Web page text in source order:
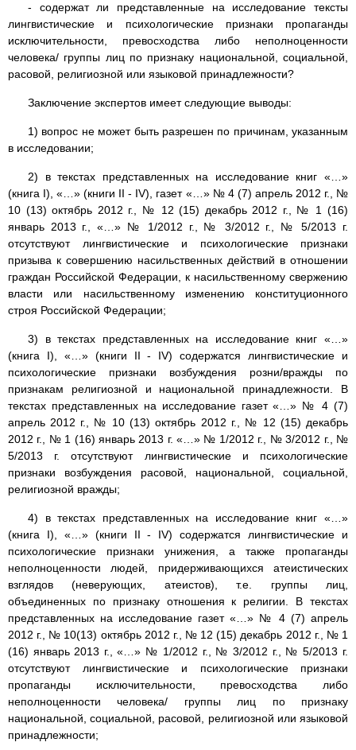
- содержат ли представленные на исследование тексты
лингвистические и психологические признаки пропаганды
исключительности, превосходства либо неполноценности
человека/ группы лиц по признаку национальной, социальной,
расовой, религиозной или языковой принадлежности?
Заключение экспертов имеет следующие выводы:
1) вопрос не может быть разрешен по причинам, указанным
в исследовании;
2) в текстах представленных на исследование книг «…»
(книга I), «…» (книги II - IV), газет «…» № 4 (7) апрель 2012 г., №
10 (13) октябрь 2012 г., № 12 (15) декабрь 2012 г., № 1 (16)
январь 2013 г., «…» № 1/2012 г., № 3/2012 г., № 5/2013 г.
отсутствуют лингвистические и психологические признаки
призыва к совершению насильственных действий в отношении
граждан Российской Федерации, к насильственному свержению
власти или насильственному изменению конституционного
строя Российской Федерации;
3) в текстах представленных на исследование книг «…»
(книга I), «…» (книги II - IV) содержатся лингвистические и
психологические признаки возбуждения розни/вражды по
признакам религиозной и национальной принадлежности. В
текстах представленных на исследование газет «…» № 4 (7)
апрель 2012 г., № 10 (13) октябрь 2012 г., № 12 (15) декабрь
2012 г., № 1 (16) январь 2013 г. «…» № 1/2012 г., № 3/2012 г., №
5/2013 г. отсутствуют лингвистические и психологические
признаки возбуждения расовой, национальной, социальной,
религиозной вражды;
4) в текстах представленных на исследование книг «…»
(книга I), «…» (книги II - IV) содержатся лингвистические и
психологические признаки унижения, а также пропаганды
неполноценности людей, придерживающихся атеистических
взглядов (неверующих, атеистов), т.е. группы лиц,
объединенных по признаку отношения к религии. В текстах
представленных на исследование газет «…» № 4 (7) апрель
2012 г., № 10(13) октябрь 2012 г., № 12 (15) декабрь 2012 г., № 1
(16) январь 2013 г., «…» № 1/2012 г., № 3/2012 г., № 5/2013 г.
отсутствуют лингвистические и психологические признаки
пропаганды исключительности, превосходства либо
неполноценности человека/ группы лиц по признаку
национальной, социальной, расовой, религиозной или языковой
принадлежности;